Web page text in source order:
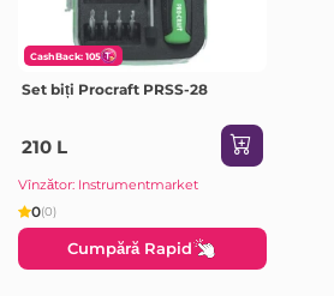
CashBack: 105
Set biți Procraft PRSS-28
210 L
Vînzător: Instrumentmarket
0(0)
Cumpără Rapid